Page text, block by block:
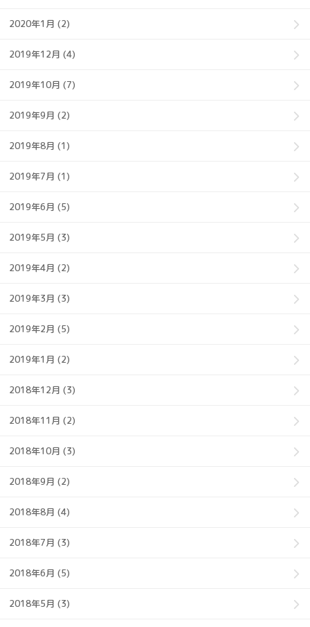
2020年1月 (2)
2019年12月 (4)
2019年10月 (7)
2019年9月 (2)
2019年8月 (1)
2019年7月 (1)
2019年6月 (5)
2019年5月 (3)
2019年4月 (2)
2019年3月 (3)
2019年2月 (5)
2019年1月 (2)
2018年12月 (3)
2018年11月 (2)
2018年10月 (3)
2018年9月 (2)
2018年8月 (4)
2018年7月 (3)
2018年6月 (5)
2018年5月 (3)